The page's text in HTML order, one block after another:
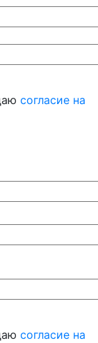
согласие на
согласие на